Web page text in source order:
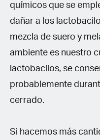
químicos que se
dañar a los
mezcla de suero y
ambiente es nuestro
lactobacilos, se
probablemente
cerrado.
Si hacemos más